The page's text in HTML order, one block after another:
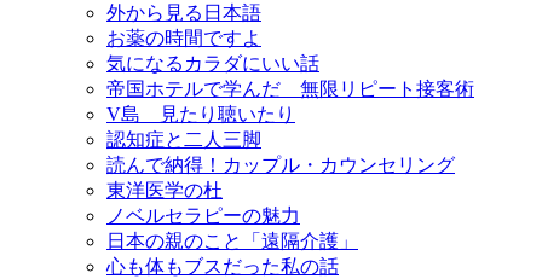
外から見る日本語
お薬の時間ですよ
気になるカラダにいい話
帝国ホテルで学んだ 無限リピート接客術
V島 見たり聴いたり
認知症と二人三脚
読んで納得！カップル・カウンセリング
東洋医学の杜
ノベルセラピーの魅力
日本の親のこと「遠隔介護」
心も体もブスだった私の話